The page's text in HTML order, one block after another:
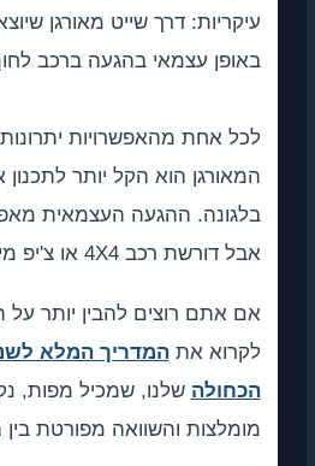
עיקריות: דרך שייט מאורגן
באופן עצמאי בהגעה ברכב
לכל אחת מהאפשרויות
המאורגן הוא הקל יותר
בלגונה. ההגעה העצמאית
אבל דורשת רכב 4X4 או צ'יפ מיוחד לחלק מהדרך.
אם אתם רוצים להבין יותר על
לקרוא את המדריך המלא
הכחולה שלנו, שמכיל מפות,
מומלצות והשוואה מפורטת בין